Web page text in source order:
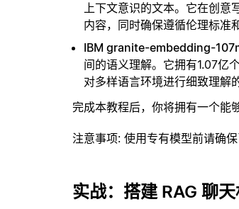
上下文意识的文本。它在创意
内容，同时确保遵循伦理标准
IBM granite-embedding-
间的语义理解。它拥有1.07亿
对多样语言环境进行细致理解
完成本教程后，你将拥有一个能
注意事项: 使用专有模型前请确
实战：搭建 RAG 聊